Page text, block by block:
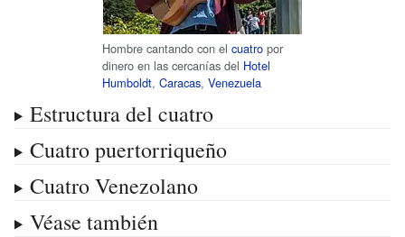
Hombre cantando con el cuatro por
dinero en las cercanías del Hotel
Humboldt, Caracas, Venezuela
Estructura del cuatro
Cuatro puertorriqueño
Cuatro Venezolano
Véase también